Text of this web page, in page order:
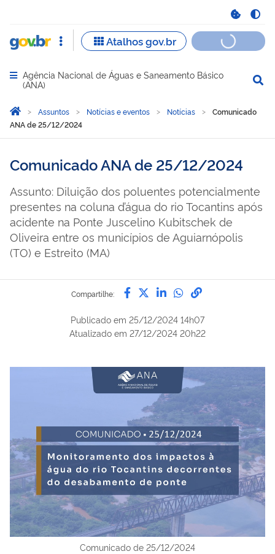
Abrir menu principal de navegação
Agência Nacional de Águas e Saneamento Básico
(ANA)
Você está aqui:
Página Inicial
Assuntos Notícias e eventos Notícias
Comunicado
ANA de 25/12/2024
Comunicado ANA de 25/12/2024
Assunto: Diluição dos poluentes potencialmente
presentes na coluna d’água do rio Tocantins após
acidente na Ponte Juscelino Kubitschek de
Oliveira entre os municípios de Aguiarnópolis
(TO) e Estreito (MA)
Compartilhe: Compartilhe por Facebook
Compartilhe por Twitter
Compartilhe por
Compartilhe
link para
Publicado em 25/12/2024 14h07
Atualizado em 27/12/2024 20h22
Comunicado de 25/12/2024